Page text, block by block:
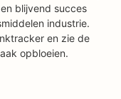
blijvend succes
industrie.
en zie de
opbloeien.